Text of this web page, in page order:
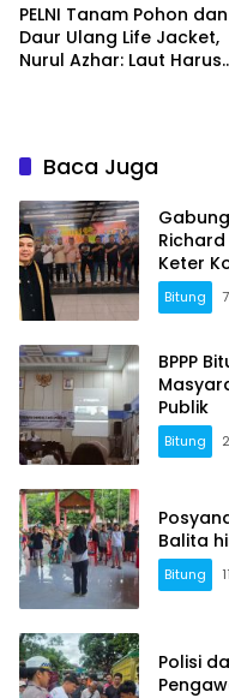
PELNI Tanam Pohon dan
Daur Ulang Life Jacket,
Nurul Azhar: Laut Harus
Baca Juga
Keter
Bitung
BPPP
Publik
Bitung
Balita
Bitung
Polisi